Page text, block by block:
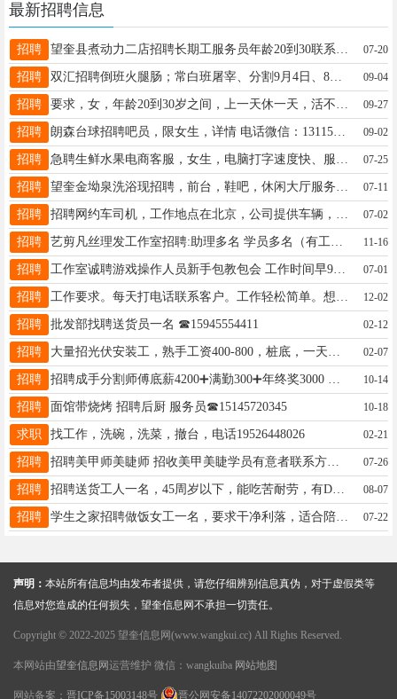
最新招聘信息
招聘 07-20
招聘 双汇招聘倒班火腿肠；常白班屠宰、分割9月4日、8日上午9点面试，详咨询13045286820（微信）工资3000-7000元年龄18-49周岁；15-20号发工资 09-04
招聘 09-27
招聘 朗森台球招聘吧员，限女生，详情 电话微信：13115659777 09-02
招聘 07-25
招聘 07-11
招聘 07-02
招聘 11-16
招聘 工作室诚聘游戏操作人员新手包教包会 工作时间早9晚9非兼职长期稳定 工资:3000_10000底薪+提成(无封顶)多劳多得 短期工勿扰 16629617700 干就完了 07-01
招聘 12-02
招聘 批发部找聘送货员一名 ☎15945554411 02-12
招聘 02-07
招聘 10-14
招聘 面馆带烧烤 招聘后厨 服务员☎15145720345 10-18
求职 找工作，洗碗，洗菜，撤台，电话19526448026 02-21
招聘 招聘美甲师美睫师 招收美甲美睫学员有意者联系方式 电话微信同步18645557322 07-26
招聘 招聘送货工人一名，45周岁以下，能吃苦耐劳，有D证优先，13304557708 08-07
招聘 学生之家招聘做饭女工一名，要求干净利落，适合陪读家长，电话15846683056 07-22
声明： 本站所有信息均由发布者提供，请您仔细辨别信息真伪，对于虚假类等
信息对您造成的任何损失，望奎信息网不承担一切责任。
Copyright © 2022-2025 望奎信息网(www.wangkui.cc) All Rights Reserved.
本网站由望奎信息网 运营维护 微信：wangkuiba 网站地图
网站备案： 晋ICP备15003148号 晋公网安备14072202000049号